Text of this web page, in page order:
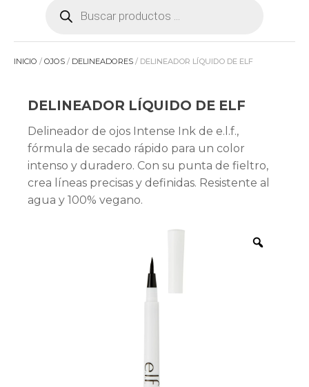
Búsqueda
INICIO / OJOS / DELINEADORES / DELINEADOR LÍQUIDO DE ELF
DELINEADOR LÍQUIDO DE ELF
Delineador de ojos Intense Ink de e.l.f.,
fórmula de secado rápido para un color
intenso y duradero. Con su punta de fieltro,
crea líneas precisas y definidas. Resistente al
agua y 100% vegano.